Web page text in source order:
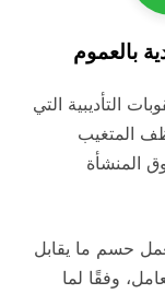
بالعموم
التأديبية التي
المتغيب
المنشأة
حسم ما يقابل
وفقًا لما